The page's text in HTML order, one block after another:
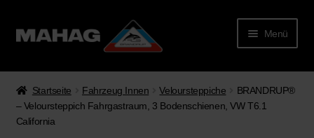
Menü
Startseite Fahrzeug Innen Veloursteppiche
BRANDRUP®
– Veloursteppich Fahrgastraum, 3 Bodenschienen, VW T6.1
California